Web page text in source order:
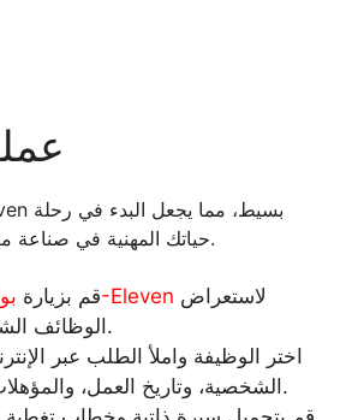
حياتك المهنية في صناعة متاجر البقالة أمرًا سهلاً.
قم بزيارةبوابة وظائف 7-Eleven
الوظائف الشاغرة المتاحة.
اختر الوظيفة واملأ الطلب عبر
الشخصية، وتاريخ العمل، والمؤهلات ذات الصلة.